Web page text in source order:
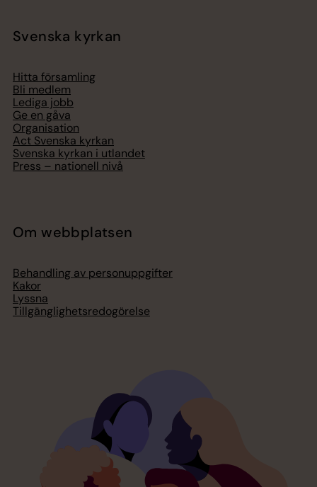
Svenska kyrkan
Hitta församling
Bli medlem
Lediga jobb
Ge en gåva
Organisation
Act Svenska kyrkan
Svenska kyrkan i utlandet
Press – nationell nivå
Om webbplatsen
Behandling av personuppgifter
Kakor
Lyssna
Tillgänglighetsredogörelse